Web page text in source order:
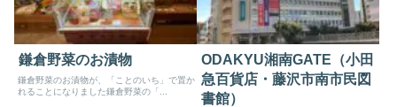
鎌倉野菜のお漬物
鎌倉野菜のお漬物が、「ことのいち」で置か
れることになりました鎌倉野菜の「...
ODAKYU湘南GATE（小田
急百貨店・藤沢市南市民図
書館）